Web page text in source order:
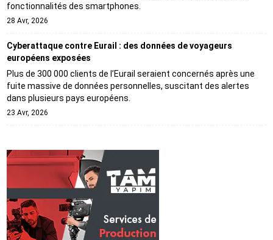
fonctionnalités des smartphones.
28 Avr, 2026
Cyberattaque contre Eurail : des données de voyageurs
européens exposées
Plus de 300 000 clients de l’Eurail seraient concernés après une
fuite massive de données personnelles, suscitant des alertes
dans plusieurs pays européens.
23 Avr, 2026